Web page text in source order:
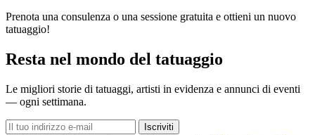
Prenota una consulenza o una sessione gratuita e ottieni un nuovo
tatuaggio!
Resta nel mondo del tatuaggio
Le migliori storie di tatuaggi, artisti in evidenza e annunci di eventi
— ogni settimana.
Iscriviti